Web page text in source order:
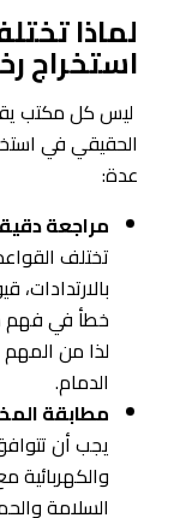
لماذا
استخراج
ليس كل مكتب
الحقيقي في
عدة:
مراجعة
تختلف
خطأ في فهم
لذا من المهم
الدمام.
مطابقة
يجب أن
والكهربائية
السلامة